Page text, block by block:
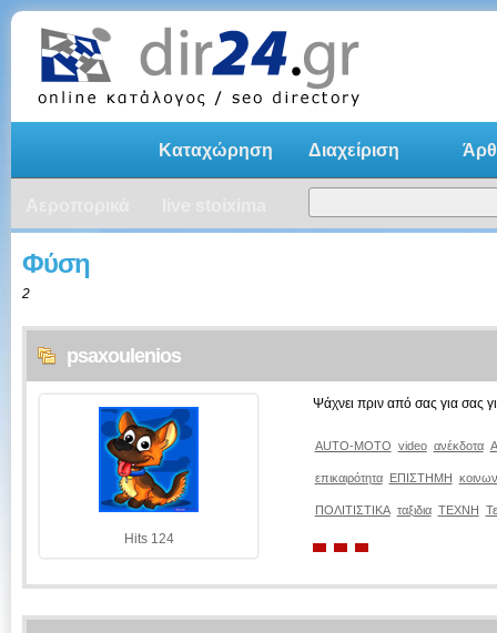
Καταχώρηση Διαχείριση
Φύση
2
psaxoulenios
Hits 124
Ψάχνει πριν από σας για σας
AUTO-MOTO video ανέκδοτα
επικαιρότητα ΕΠΙΣΤΗΜΗ
ΠΟΛΙΤΙΣΤΙΚΑ ταξιδια ΤΕΧΝΗ